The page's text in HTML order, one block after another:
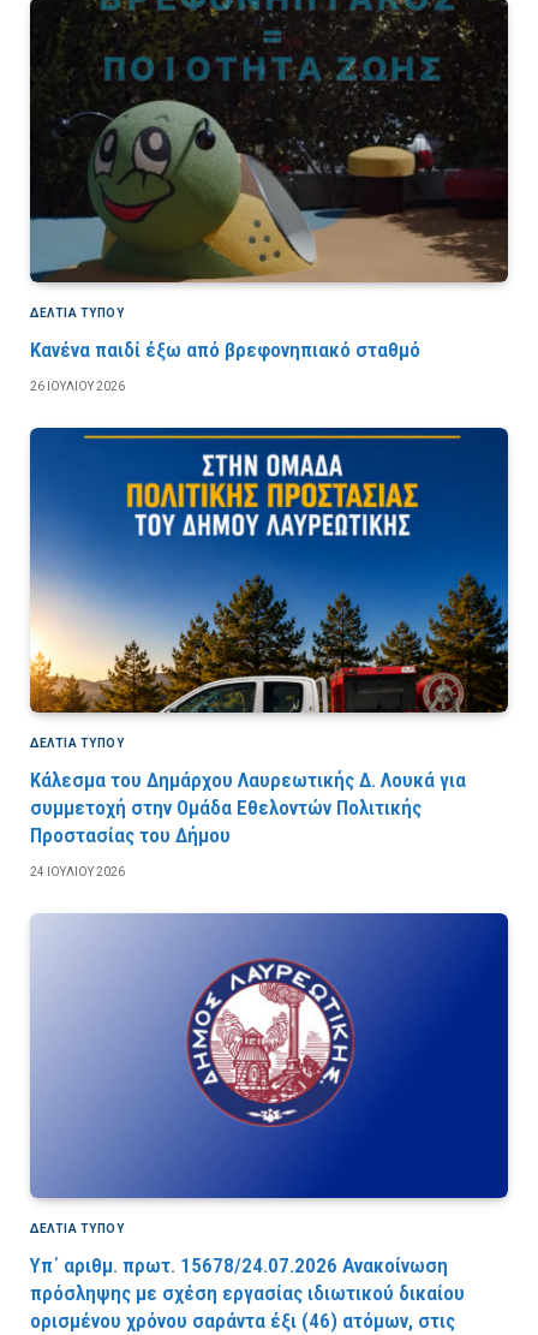
ΔΕΛΤΙΑ ΤΥΠΟΥ
Κανένα παιδί έξω από βρεφονηπιακό σταθμό
26 ΙΟΥΛΊΟΥ 2026
ΔΕΛΤΙΑ ΤΥΠΟΥ
Κάλεσμα του Δημάρχου Λαυρεωτικής Δ. Λουκά για
συμμετοχή στην Ομάδα Εθελοντών Πολιτικής
Προστασίας του Δήμου
24 ΙΟΥΛΊΟΥ 2026
ΔΕΛΤΙΑ ΤΥΠΟΥ
Υπ΄ αριθμ. πρωτ. 15678/24.07.2026 Ανακοίνωση
πρόσληψης με σχέση εργασίας ιδιωτικού δικαίου
ορισμένου χρόνου σαράντα έξι (46) ατόμων, στις